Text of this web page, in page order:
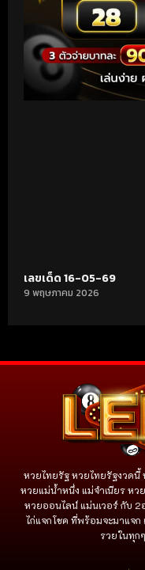
เลขเด็ด 16-05-69
9 พฤษภาคม 2026
หวยไทยรัฐ หวยไทยรัฐงวด
หวยแม่น้ำหนึ่ง แม่จําเนียร ห
หวยออนไลน์ แม่นเวอร์ กับ
ไก่แจกโชค ที่พร้อมจะมาแจก
รวยในทุก